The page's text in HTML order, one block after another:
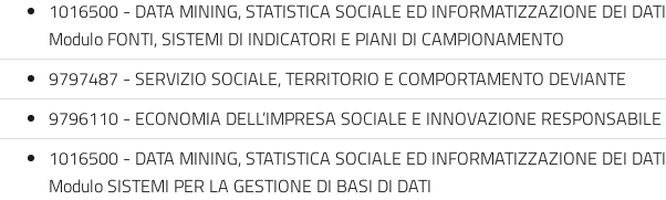
1016500 - DATA MINING, STATISTICA SOCIALE ED INFORMATIZZAZIONE DEI DATI
Modulo FONTI, SISTEMI DI INDICATORI E PIANI DI CAMPIONAMENTO
9797487 - SERVIZIO SOCIALE, TERRITORIO E COMPORTAMENTO DEVIANTE
9796110 - ECONOMIA DELL’IMPRESA SOCIALE E INNOVAZIONE RESPONSABILE
1016500 - DATA MINING, STATISTICA SOCIALE ED INFORMATIZZAZIONE DEI DATI
Modulo SISTEMI PER LA GESTIONE DI BASI DI DATI